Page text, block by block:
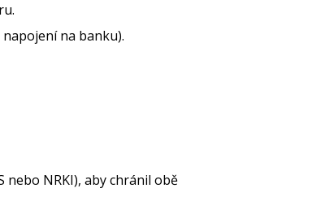
na banku).
nebo NRKI), aby chránil obě